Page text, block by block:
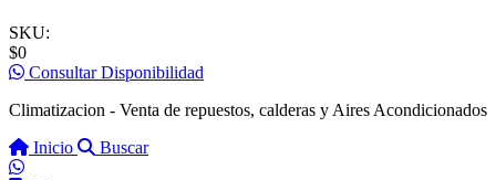
SKU:
$0
Consultar Disponibilidad
Climatizacion - Venta de repuestos, calderas y Aires Acondicionados
Inicio
Buscar